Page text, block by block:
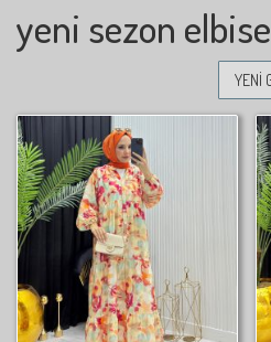
yeni sezon elbise